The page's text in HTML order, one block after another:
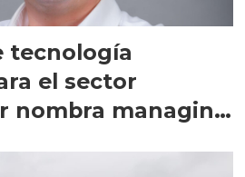
tecnología
el sector
nombra managing